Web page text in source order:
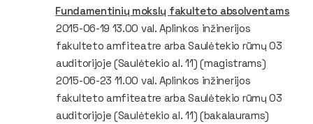
Fundamentinių mokslų fakulteto absolventams
2015-06-19 13.00 val. Aplinkos inžinerijos
fakulteto amfiteatre arba Saulėtekio rūmų 03
auditorijoje (Saulėtekio al. 11) (magistrams)
2015-06-23 11.00 val. Aplinkos inžinerijos
fakulteto amfiteatre arba Saulėtekio rūmų 03
auditorijoje (Saulėtekio al. 11) (bakalaurams)